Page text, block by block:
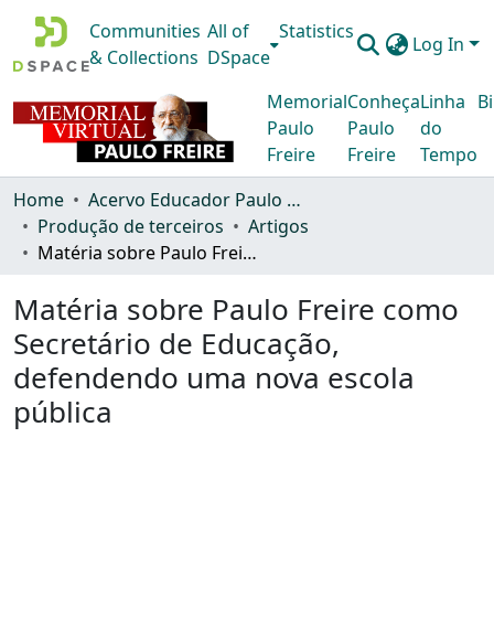
Communities
& Collections
All of
DSpace
Statistics
Log In
Memorial
Paulo
Freire
Conheça
Paulo
Freire
Linha
do
Tempo
Home
Acervo Educador Paulo Freire
Produção de terceiros
Artigos
Matéria sobre Paulo Freire como Secretário de Educação, defendendo uma nova escola pública
Matéria sobre Paulo Freire como
Secretário de Educação,
defendendo uma nova escola
pública